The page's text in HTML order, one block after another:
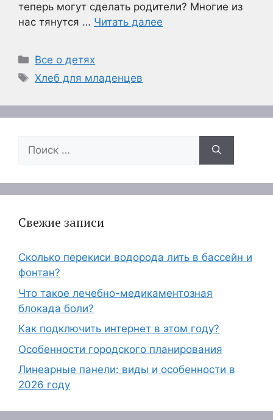
теперь могут сделать родители? Многие из
нас тянутся … Читать далее
Рубрики
Все о детях
Метки
Хлеб для младенцев
Поиск:
Свежие записи
Сколько перекиси водорода лить в бассейн и
фонтан?
Что такое лечебно-медикаментозная
блокада боли?
Как подключить интернет в этом году?
Особенности городского планирования
Линеарные панели: виды и особенности в
2026 году